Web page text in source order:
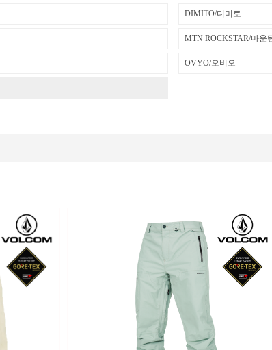
DIMITO/디미토
MTN ROCKSTAR/마운
OVYO/오비오